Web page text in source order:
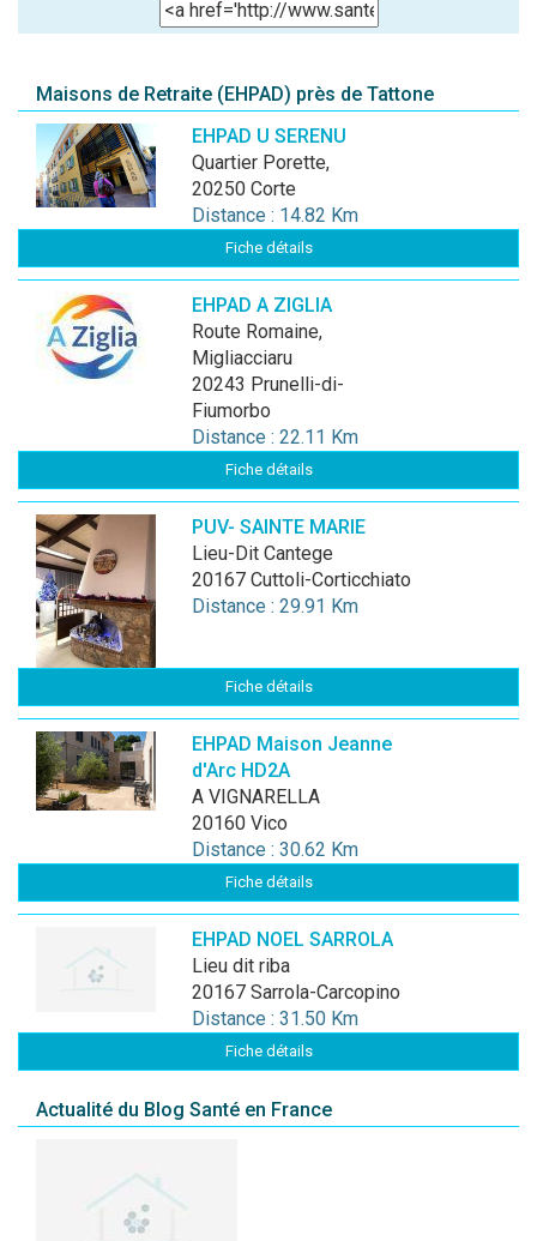
Maisons de Retraite (EHPAD) près de Tattone
EHPAD U SERENU
Quartier Porette,
20250 Corte
Distance : 14.82 Km
Fiche détails
EHPAD A ZIGLIA
Route Romaine,
Migliacciaru
20243 Prunelli-di-
Fiumorbo
Distance : 22.11 Km
Fiche détails
PUV- SAINTE MARIE
Lieu-Dit Cantege
20167 Cuttoli-Corticchiato
Distance : 29.91 Km
Fiche détails
EHPAD Maison Jeanne
d'Arc HD2A
A VIGNARELLA
20160 Vico
Distance : 30.62 Km
Fiche détails
EHPAD NOEL SARROLA
lieu dit riba
20167 Sarrola-Carcopino
Distance : 31.50 Km
Fiche détails
Actualité du Blog Santé en France